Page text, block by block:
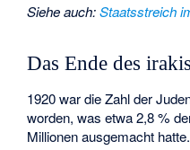
Siehe auch:Staatsstreich
Das Ende des
1920 war die Zahl der
worden, was etwa 2,8 %
Millionen ausgemacht